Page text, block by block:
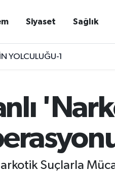
Siyaset Sağlık
YOLCULUĞU-1
Suçlarla